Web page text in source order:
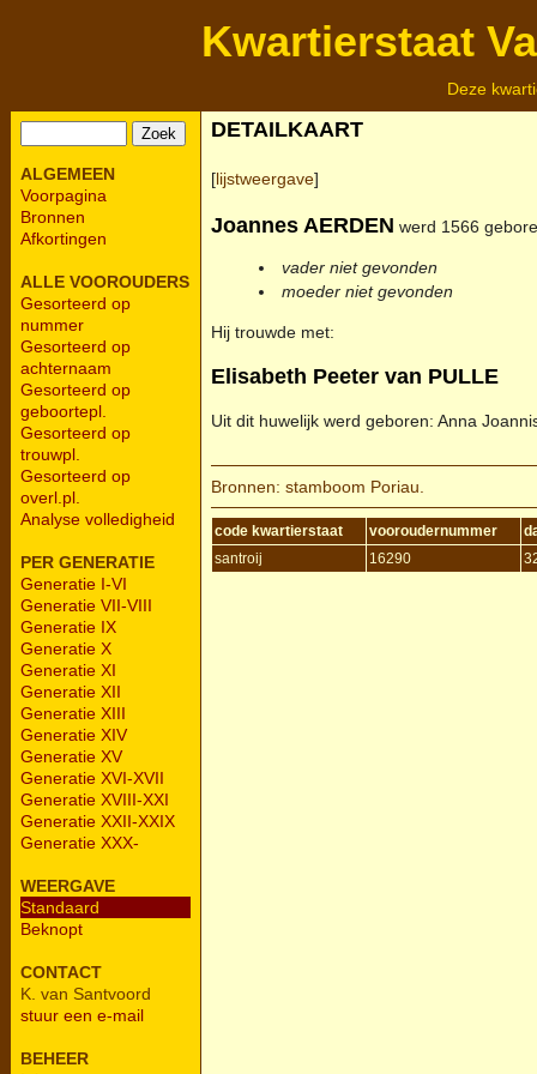
Kwartierstaat
Deze
ALGEMEEN
Voorpagina
Bronnen
Afkortingen
ALLE VOOROUDERS
Gesorteerd op
nummer
Gesorteerd op
achternaam
Gesorteerd op
geboortepl.
Gesorteerd op
trouwpl.
Gesorteerd op
overl.pl.
Analyse volledigheid
PER GENERATIE
Generatie I-VI
Generatie VII-VIII
Generatie IX
Generatie X
Generatie XI
Generatie XII
Generatie XIII
Generatie XIV
Generatie XV
Generatie XVI-XVII
Generatie XVIII-XXI
Generatie XXII-XXIX
Generatie XXX-
WEERGAVE
Standaard
Beknopt
CONTACT
K. van Santvoord
stuur een e-mail
BEHEER
DETAILKAART
[lijstweergave]
Joannes AERDEN werd 1566
vader niet gevonden
moeder niet gevonden
Hij trouwde met:
Elisabeth Peeter van PULLE
Uit dit huwelijk werd geboren: Anna
Bronnen: stamboom Poriau.
code kwartierstaat vooroudernummer
santroij
16290